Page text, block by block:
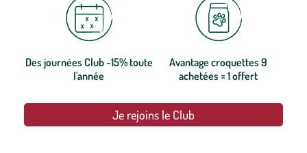
Des journées Club -15% toute
l'année
Avantage croquettes 9
achetées = 1 offert
Je rejoins le Club